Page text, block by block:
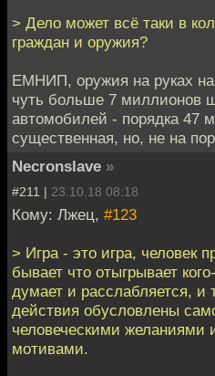
> Дело может всё таки в
граждан и оружия?
ЕМНИП, оружия на руках
чуть больше 7 миллионов
автомобилей - порядка 47
существенная, но, не на
Necronslave »
#211 | 23.10.18 08:18
Кому: Лжец, #123
> Игра - это игра, человек
бывает что отыгрывает
думает и расслабляется, и
действия обусловлены
человеческими желаниями
мотивами.